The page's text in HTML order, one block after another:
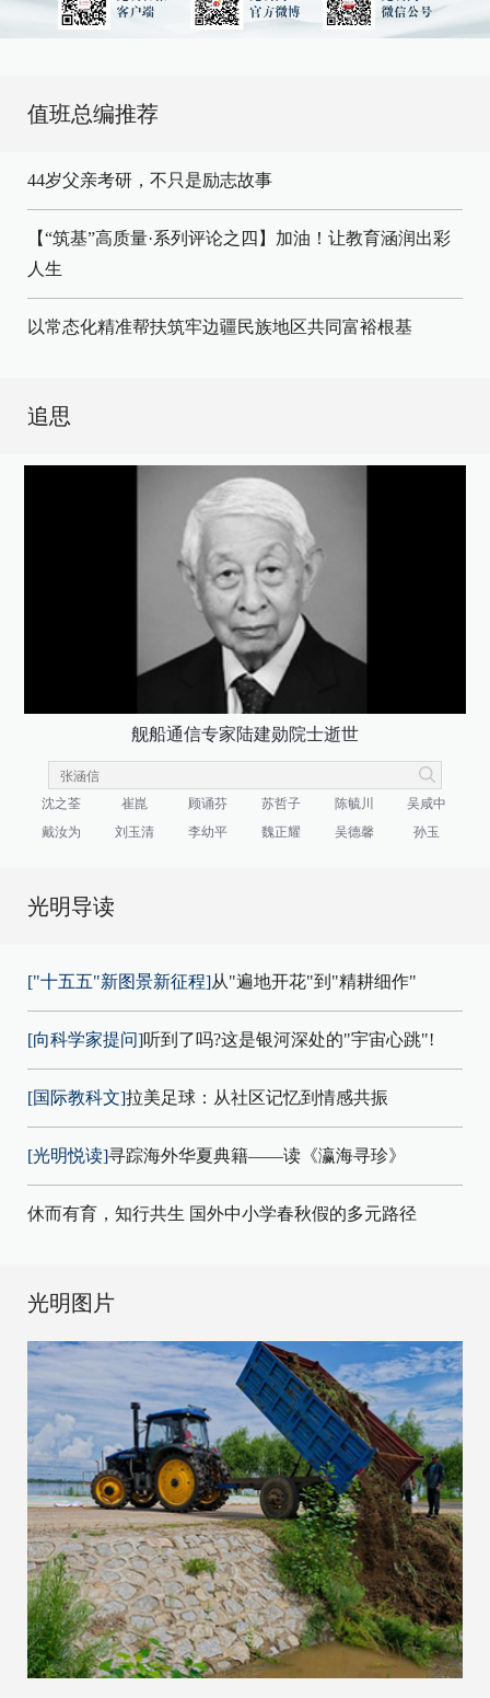
值班总编推荐
44岁父亲考研，不只是励志故事
【“筑基”高质量·系列评论之四】加油！让教育涵润出彩
人生
以常态化精准帮扶筑牢边疆民族地区共同富裕根基
追思
舰船通信专家陆建勋院士逝世
沈之荃 崔崑 顾诵芬 苏哲子 陈毓川
吴咸中
戴汝为
刘玉清 李幼平 魏正耀 吴德馨 孙玉
光明导读
["十五五"新图景新征程]从"遍地开花"到"精耕细作"
[向科学家提问]听到了吗?这是银河深处的"宇宙心跳"!
[国际教科文]拉美足球：从社区记忆到情感共振
[光明悦读]寻踪海外华夏典籍——读《瀛海寻珍》
休而有育，知行共生 国外中小学春秋假的多元路径
光明图片